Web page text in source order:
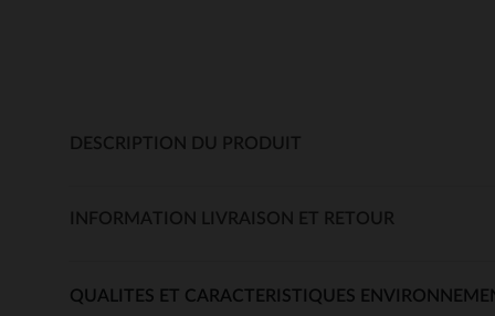
DESCRIPTION DU PRODUIT
INFORMATION LIVRAISON ET RETOUR
QUALITES ET CARACTERISTIQUES